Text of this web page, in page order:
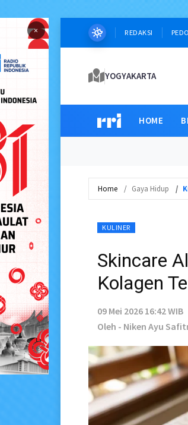
× REDAKSI
YOGYAKARTA
HOME
Home Gaya Hidup
KULINER
Skincare
Kolagen
09 Mei 2026 16:42 WIB
Oleh - Niken Ayu